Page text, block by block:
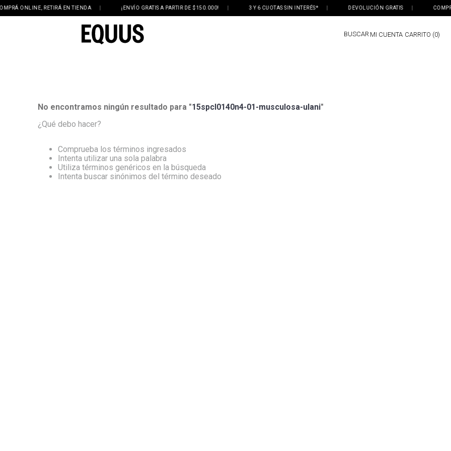
ONLINE, RETIRÁ EN TIENDA ¡ENVÍO GRATIS A PARTIR DE $150.000! 3 Y 6 CUOTAS SIN INTERÉS* DEVOLUCIÓN GRATIS
BUSCAR MI CUENTA 0
No encontramos ningún resultado para "15spcl0140n4-01-musculosa-ulani"
¿Qué debo hacer?
Comprueba los términos ingresados
Intenta utilizar una sola palabra
Utiliza términos genéricos en la búsqueda
Intenta buscar sinónimos del término deseado